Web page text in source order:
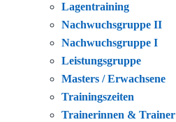
Lagentraining
Nachwuchsgruppe II
Nachwuchsgruppe I
Leistungsgruppe
Masters / Erwachsene
Trainingszeiten
Trainerinnen & Trainer